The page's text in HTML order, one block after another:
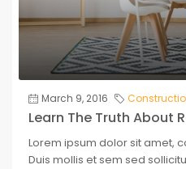
March 9, 2016
Learn The Truth About
Lorem ipsum dolor sit amet,
Duis mollis et sem sed